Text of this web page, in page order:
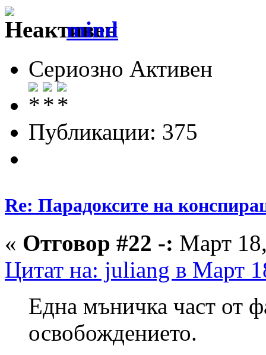
mind
Сериозно Активен
Публикации: 375
Re: Парадоксите на
« Отговор #22 -: Март
Цитат на: juliang в Март
Една мъничка част от
освобождението.